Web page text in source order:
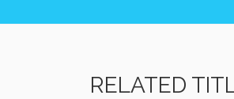
RELATED